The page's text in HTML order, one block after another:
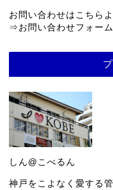
お問い合わせはこちら
⇒お問い合わせフォーム
しん@こべるん
神戸をこよなく愛する